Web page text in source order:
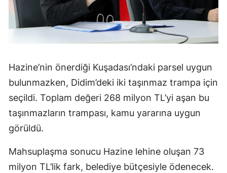
Hazine’nin önerdiği Kuşadası’ndaki parsel uygun
bulunmazken, Didim’deki iki taşınmaz trampa için
seçildi. Toplam değeri 268 milyon TL’yi aşan bu
taşınmazların trampası, kamu yararına uygun
görüldü.
Mahsuplaşma sonucu Hazine lehine oluşan 73
milyon TL’lik fark, belediye bütçesiyle ödenecek.